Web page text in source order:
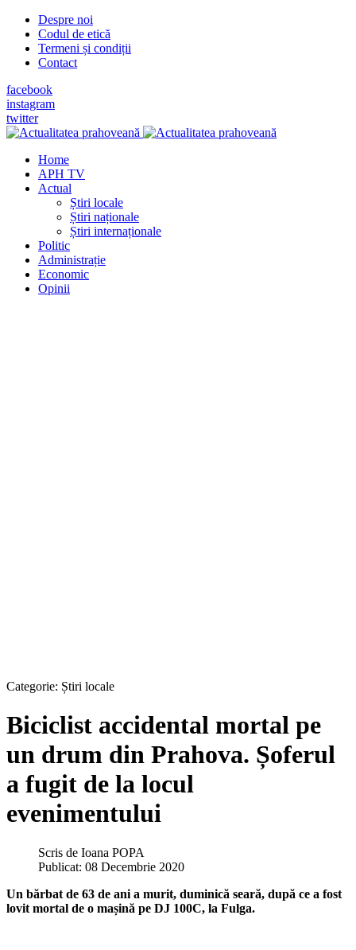
Despre noi
Codul de etică
Termeni și condiții
Contact
facebook
instagram
twitter
Home
APH TV
Actual
Știri locale
Știri naționale
Știri internaționale
Politic
Administrație
Economic
Opinii
Categorie: Știri locale
Biciclist accidental mortal pe
un drum din Prahova. Șoferul
a fugit de la locul
evenimentului
Scris de Ioana POPA
Publicat: 08 Decembrie 2020
Un bărbat de 63 de ani a murit, duminică seară, după ce a fost
lovit mortal de o mașină pe DJ 100C, la Fulga.